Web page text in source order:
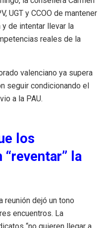
UGT y CCOO de mantener
de intentar llevar la
reales de la
valenciano ya supera
seguir condicionando el
a la PAU.
los
la
reunión dejó un tono
encuentros. La